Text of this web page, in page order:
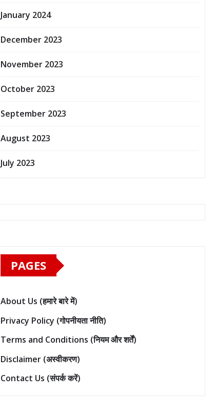
January 2024
December 2023
November 2023
October 2023
September 2023
August 2023
July 2023
PAGES
About Us (हमारे बारे में)
Privacy Policy (गोपनीयता नीति)
Terms and Conditions (नियम और शर्तें)
Disclaimer (अस्वीकरण)
Contact Us (संपर्क करें)